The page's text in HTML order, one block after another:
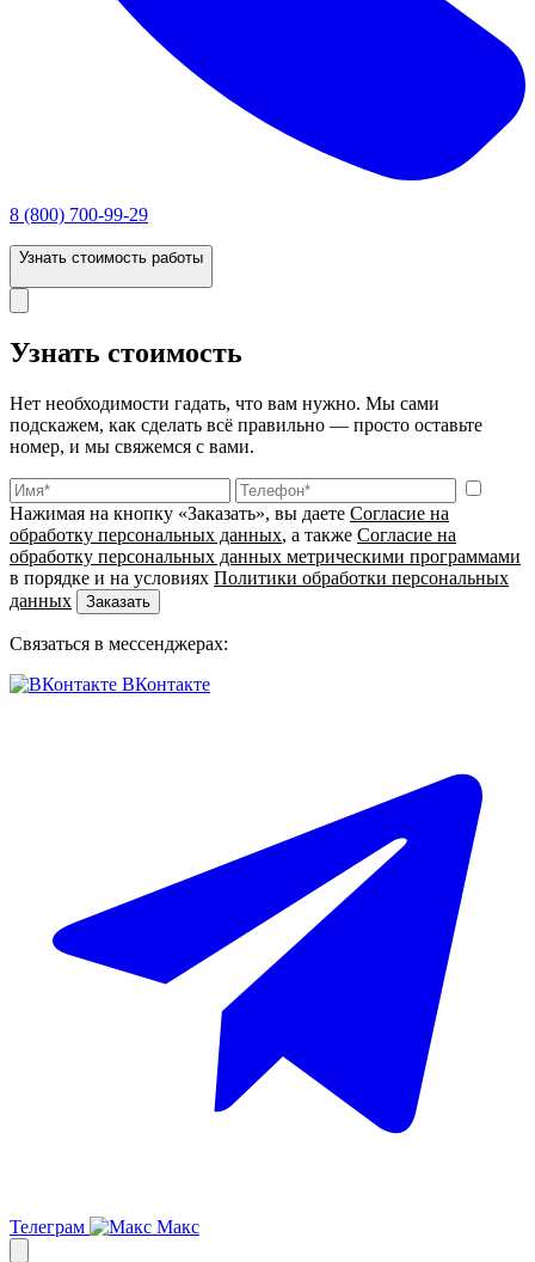
8 (800) 700-99-29
Узнать стоимость работы
Узнать стоимость
Нет необходимости гадать, что вам нужно. Мы сами
подскажем, как сделать всё правильно — просто оставьте
номер, и мы свяжемся с вами.
Нажимая на кнопку «Заказать», вы даете Согласие на
обработку персональных данных, а также Согласие на
обработку персональных данных метрическими программами
в порядке и на условиях Политики обработки персональных
данных
Заказать
Связаться в мессенджерах:
ВКонтакте
Телеграм Макс